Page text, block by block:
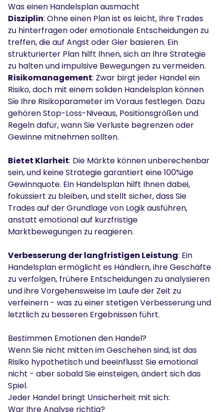
Was einen Handelsplan ausmacht
Disziplin: Ohne einen Plan ist es leicht, Ihre Trades
zu hinterfragen oder emotionale Entscheidungen zu
treffen, die auf Angst oder Gier basieren. Ein
strukturierter Plan hilft Ihnen, sich an Ihre Strategie
zu halten und impulsive Bewegungen zu vermeiden.
Risikomanagement: Zwar birgt jeder Handel ein
Risiko, doch mit einem soliden Handelsplan können
Sie Ihre Risikoparameter im Voraus festlegen. Dazu
gehören Stop-Loss-Niveaus, Positionsgrößen und
Regeln dafür, wann Sie Verluste begrenzen oder
Gewinne mitnehmen sollten.
Bietet Klarheit: Die Märkte können unberechenbar
sein, und keine Strategie garantiert eine 100%ige
Gewinnquote. Ein Handelsplan hilft Ihnen dabei,
fokussiert zu bleiben, und stellt sicher, dass Sie
Trades auf der Grundlage von Logik ausführen,
anstatt emotional auf kurzfristige
Marktbewegungen zu reagieren.
Verbesserung der langfristigen Leistung: Ein
Handelsplan ermöglicht es Händlern, ihre Geschäfte
zu verfolgen, frühere Entscheidungen zu analysieren
und ihre Vorgehensweise im Laufe der Zeit zu
verfeinern - was zu einer stetigen Verbesserung und
letztlich zu besseren Ergebnissen führt.
Bestimmen Emotionen den Handel?
Wenn Sie nicht mitten im Geschehen sind, ist das
Risiko hypothetisch und beeinflusst Sie emotional
nicht - aber sobald Sie einsteigen, ändert sich das
Spiel.
Jeder Handel bringt Unsicherheit mit sich:
War Ihre Analyse richtig?